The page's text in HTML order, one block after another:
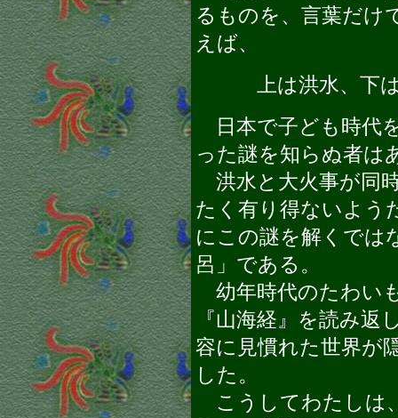
るものを、言葉だけ
えば、
上は洪水、下は
日本で子ども時代
った謎を知らぬ者は
洪水と大火事が同
たく有り得ないよう
にこの謎を解くでは
呂」である。
幼年時代のたわい
『山海経』を読み
容に見慣れた世界が
した。
こうしてわたしは